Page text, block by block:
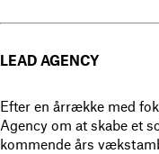
LEAD AGENCY
Efter en årrække med
Agency om at skabe et
kommende års